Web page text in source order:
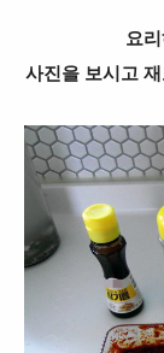
요
사진을 보시고